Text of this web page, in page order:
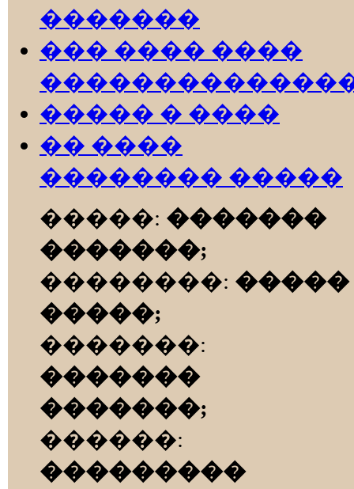
�������
��� ���� ����
����� � ����
�� ����
�������� �����
�����: �������
�������;
��������: �����
�����;
�������:
�������
�������;
������:
���������